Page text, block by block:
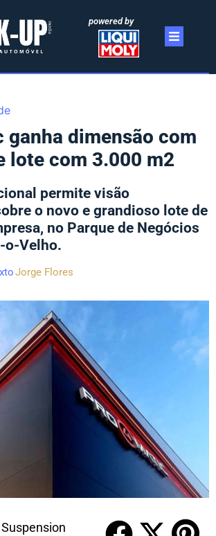
powered by
ganha dimensão com
lote com 3.000 m2
permite visão
o novo e grandioso lote de
no Parque de Negócios
o-Velho.
Jorge Flores